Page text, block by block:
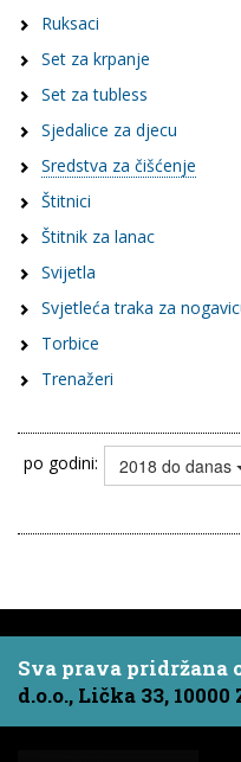
Ruksaci
Set za krpanje
Set za tubless
Sjedalice za djecu
Sredstva za čišćenje
Štitnici
Štitnik za lanac
Svijetla
Svjetleća traka za
Torbice
Trenažeri
po godini: 2018 do danas
Sva prava pridržana
d.o.o., Lička 33, 10000